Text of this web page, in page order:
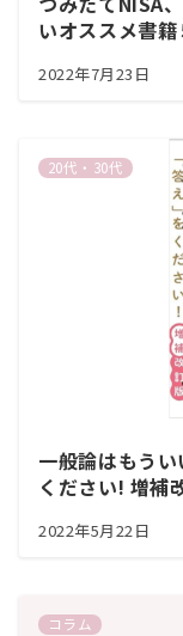
いオススメ書籍
2022年7月23日
20代・30代
一般論はもう
ください! 増補
2022年5月22日
コラム